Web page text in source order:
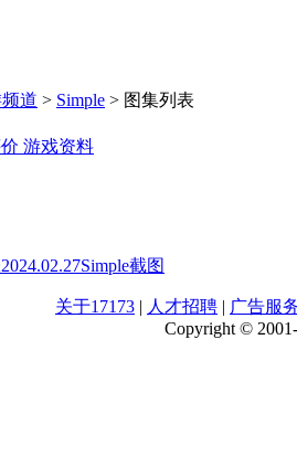
道 > Simple > 图集列表
游戏资料
2024.02.27Simple截图
关于17173 | 人才招聘 | 广告服
Copyright ©